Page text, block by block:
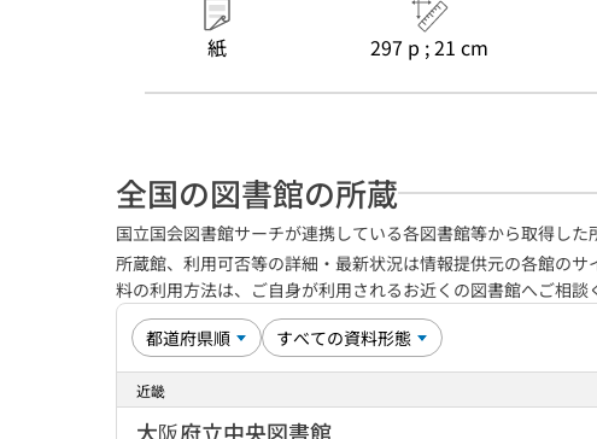
紙 297 p ; 21 cm
全国の図書館の所蔵
国立国会図書館サーチが連携している各図書館等から取得した
所蔵館、利用可否等の詳細・最新状況は情報提供元の各館の
料の利用方法は、ご自身が利用されるお近くの図書館へご相談
近畿
大阪府立中央図書館